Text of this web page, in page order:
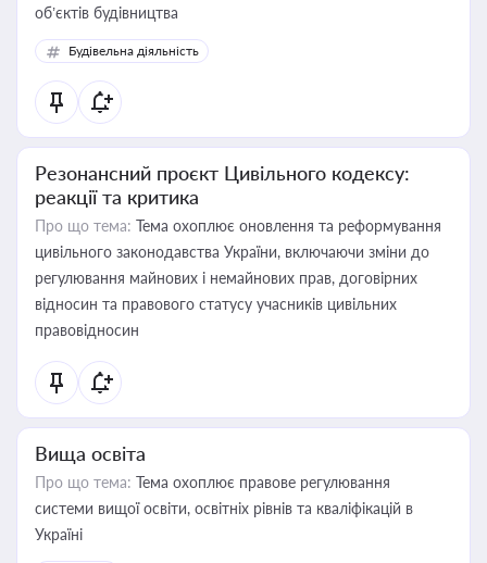
об’єктів будівництва
Будівельна діяльність
Резонансний проєкт Цивільного кодексу:
реакції та критика
Про що тема: Тема охоплює оновлення та реформування
цивільного законодавства України, включаючи зміни до
регулювання майнових і немайнових прав, договірних
відносин та правового статусу учасників цивільних
правовідносин
Вища освіта
Про що тема: Тема охоплює правове регулювання
системи вищої освіти, освітніх рівнів та кваліфікацій в
Україні